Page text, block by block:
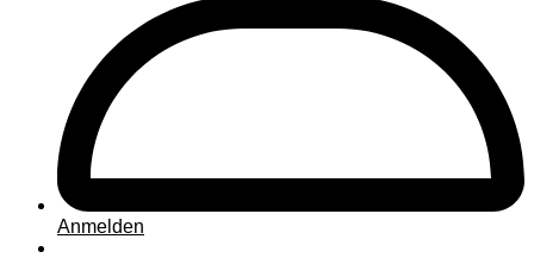
Anmelden